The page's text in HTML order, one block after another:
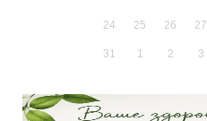
24 25 26 27
31 1 2 3